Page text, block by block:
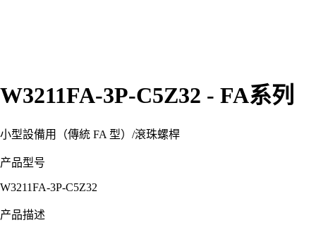
W3211FA-3P-C5Z32 - FA系列
小型設備用（傳統 FA 型） /滾珠螺桿
产品型号
W3211FA-3P-C5Z32
产品描述